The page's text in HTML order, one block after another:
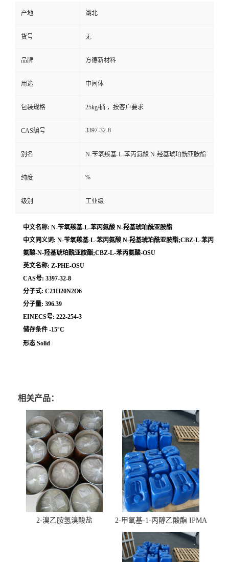
产地 湖北
货号 无
品牌 方德新材料
用途 中间体
包装规格 25kg/桶 ，按客户要求
CAS编号 3397-32-8
别名 N-苄氧羰基-L-苯丙氨酸 N-羟基琥珀酰亚胺酯
纯度 %
级别 工业级
中文名称: N-苄氧羰基-L-苯丙氨酸 N-羟基琥珀酰亚胺酯
中文同义词: N-苄氧羰基-L-苯丙氨酸 N-羟基琥珀酰亚胺酯;CBZ-L-苯丙
氨酸-N-羟基琥珀酰亚胺酯;CBZ-L-苯丙氨酸-OSU
英文名称: Z-PHE-OSU
CAS号: 3397-32-8
分子式: C21H20N2O6
分子量: 396.39
EINECS号: 222-254-3
储存条件 -15°C
形态 Solid
相关产品：
2-溴乙胺氢溴酸盐 2-甲氧基-1-丙醇乙酸酯 IPMA